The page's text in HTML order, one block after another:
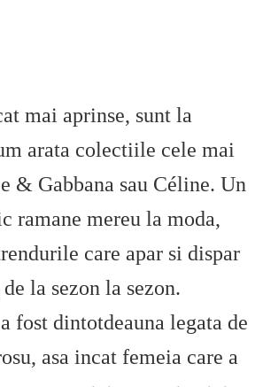
mai aprinse, sunt la
arata colectiile cele mai
& Gabbana sau Céline. Un
ramane mereu la moda,
care apar si dispar
la sezon la sezon.
fost dintotdeauna legata de
asa incat femeia care a